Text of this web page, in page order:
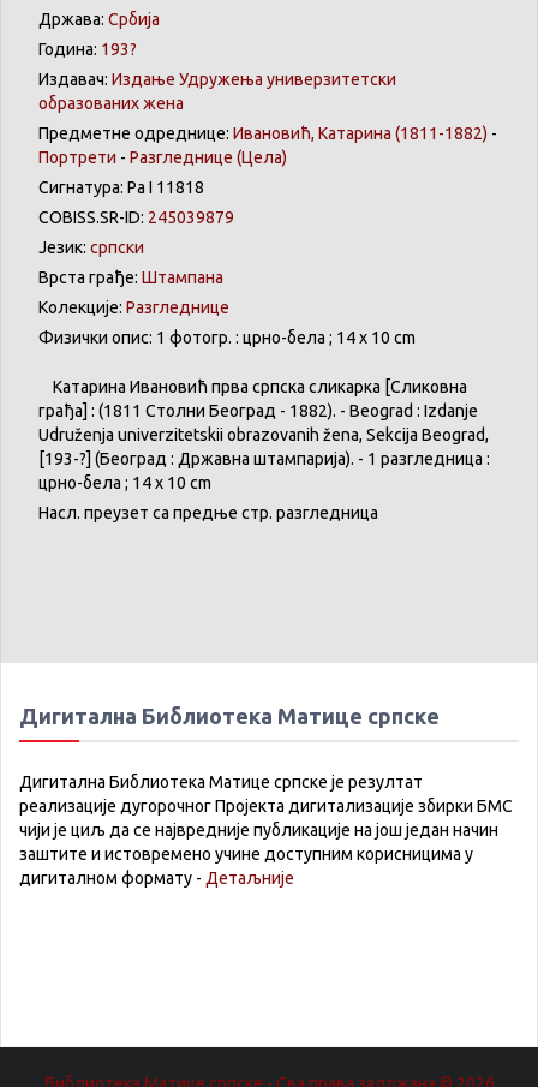
Држава: Србија
Година: 193?
Издавач: Издање Удружења универзитетски
образованих жена
Предметне одреднице: Ивановић, Катарина (1811-1882) -
Портрети - Разгледнице (Цела)
Сигнатура: Ра I 11818
COBISS.SR-ID: 245039879
Језик: српски
Врста грађе: Штампана
Колекције: Разгледнице
Физички опис: 1 фотогр. : црно-бела ; 14 x 10 cm
Кaтарина Ивановић прва српска сликарка [Сликовна
грађа] : (1811 Столни Београд - 1882). - Beograd : Izdanje
Udruženja univerzitetskii obrazovanih žena, Sekcija Beograd,
[193-?] (Београд : Државна штампарија). - 1 разгледница :
црно-бела ; 14 x 10 cm
Насл. преузет са предње стр. разгледница
Дигитална Библиотека Матице српске
Дигитална Библиотека Матице српске је резултат
реализације дугорочног Пројекта дигитализације збирки БМС
чији је циљ да се највредније публикације на још један начин
заштите и истовремено учине доступним корисницима у
дигиталном формату - Детаљније
Библиотека Матице српске - Сва права задржана.© 2026